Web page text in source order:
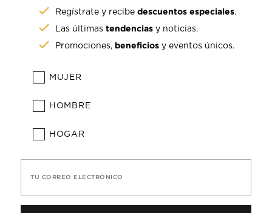
Regístrate y recibedescuentos especiales.
Las últimastendencias y noticias.
Promociones, beneficios y eventos únicos.
MUJER
HOMBRE
HOGAR
TU CORREO ELECTRÓNICO